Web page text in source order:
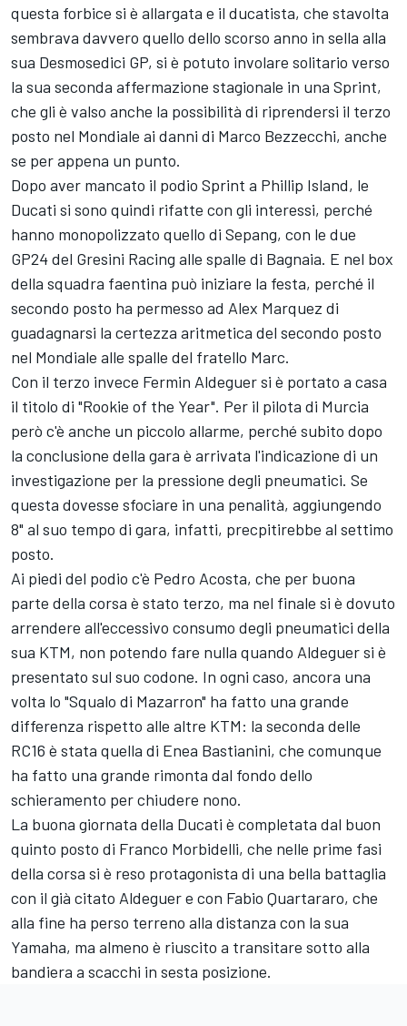
questa forbice si è allargata e il ducatista, che stavolta
sembrava davvero quello dello scorso anno in sella alla
sua Desmosedici GP, si è potuto involare solitario verso
la sua seconda affermazione stagionale in una Sprint,
che gli è valso anche la possibilità di riprendersi il terzo
posto nel Mondiale ai danni di Marco Bezzecchi, anche
se per appena un punto.
Dopo aver mancato il podio Sprint a Phillip Island, le
Ducati si sono quindi rifatte con gli interessi, perché
hanno monopolizzato quello di Sepang, con le due
GP24 del Gresini Racing alle spalle di Bagnaia. E nel box
della squadra faentina può iniziare la festa, perché il
secondo posto ha permesso ad Alex Marquez di
guadagnarsi la certezza aritmetica del secondo posto
nel Mondiale alle spalle del fratello Marc.
Con il terzo invece Fermin Aldeguersi è portato a casa
il titolo di "Rookie of the Year". Per il pilota di Murcia
però c'è anche un piccolo allarme, perché subito dopo
la conclusione della gara è arrivata l'indicazione di un
investigazione per la pressione degli pneumatici. Se
questa dovesse sfociare in una penalità, aggiungendo
8" al suo tempo di gara, infatti, precpitirebbe al settimo
posto.
Ai piedi del podio c'è Pedro Acosta, che per buona
parte della corsa è stato terzo, ma nel finale si è dovuto
arrendere all'eccessivo consumo degli pneumatici della
sua KTM, non potendo fare nulla quando Aldeguer si è
presentato sul suo codone. In ogni caso, ancora una
volta lo "Squalo di Mazarron" ha fatto una grande
differenza rispetto alle altre KTM: la seconda delle
RC16 è stata quella di Enea Bastianini, che comunque
ha fatto una grande rimonta dal fondo dello
schieramento per chiudere nono.
La buona giornata della Ducati è completata dal buon
quinto posto di Franco Morbidelli, che nelle prime fasi
della corsa si è reso protagonista di una bella battaglia
con il già citato Aldeguer e con Fabio Quartararo, che
alla fine ha perso terreno alla distanza con la sua
Yamaha, ma almeno è riuscito a transitare sotto alla
bandiera a scacchi in sesta posizione.